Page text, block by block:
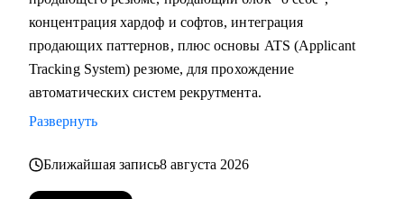
С чем помогу:
• Разобрать и переупаковать резюме - в формат, который
работает на рынке
• Выбрать карьерное направление и составить конкретный
• Оценить рыночную стоимость опыта и выявить реальные
концентрация хардоф и софтов, интеграция
продающих паттернов, плюс основы ATS (Applicant
Tracking System) резюме, для прохождение
автоматических систем рекрутмента.
Развернуть
Ближайшая запись8 августа 2026